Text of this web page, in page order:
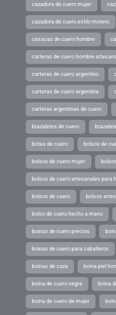
cazadora de cuero mujer
cazadora de cuero estilo motero
casacas de cuero hombre
carteras de cuero hombre
carteras de cuero argentino
carteras de cuero argentina
carteras argentinas de cuero
brazaletes de cuero
botas de cuero bolsos de
bolsos de cuero mujer
bolsos de cuero artesanales para
bolsos de cuero bolsos
bolso de cuero hecho a mano
boinas de cuero precios
boinas de cuero para caballeros
boinas de caza boina piel
boina de cuero negra boina
boina de cuero de mujer